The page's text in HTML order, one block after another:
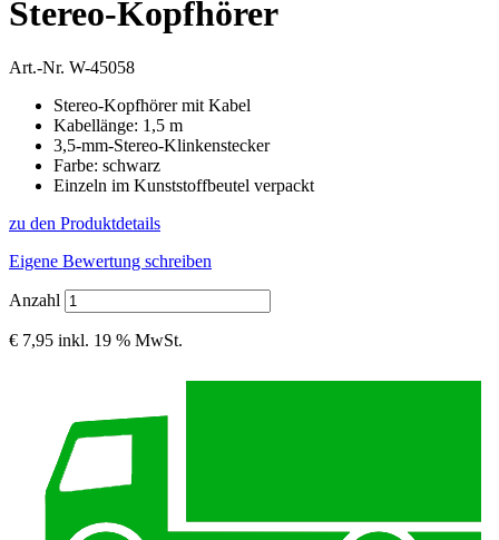
Stereo-Kopfhörer
Art.-Nr. W-45058
Stereo-Kopfhörer mit Kabel
Kabellänge: 1,5 m
3,5-mm-Stereo-Klinkenstecker
Farbe: schwarz
Einzeln im Kunststoffbeutel verpackt
zu den Produktdetails
Eigene Bewertung schreiben
Anzahl
€ 7,95 inkl. 19 % MwSt.